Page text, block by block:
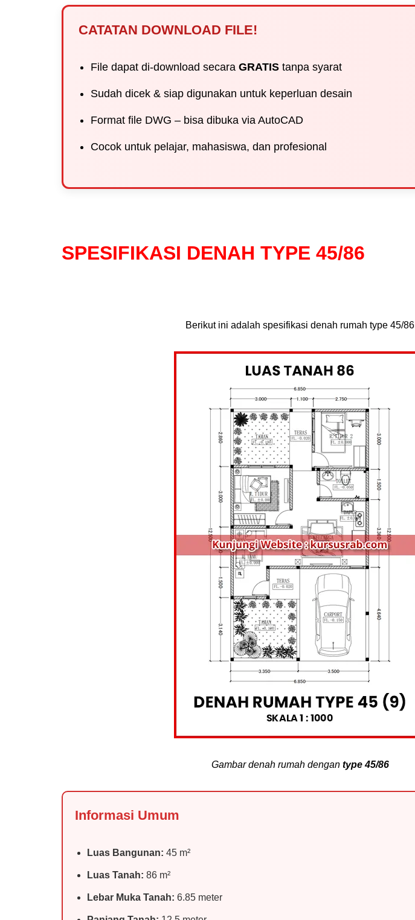
CATATAN DOWNLOAD FILE!
File dapat di-download secara GRATIS tanpa syarat
Sudah dicek & siap digunakan untuk keperluan desain
Format file DWG – bisa dibuka via AutoCAD
Cocok untuk pelajar, mahasiswa, dan profesional
SPESIFIKASI DENAH TYPE 45/86
Berikut ini adalah spesifikasi denah rumah type 45/86
Gambar denah rumah dengan type 45/86
Informasi Umum
Luas Bangunan: 45 m²
Luas Tanah: 86 m²
Lebar Muka Tanah: 6.85 meter